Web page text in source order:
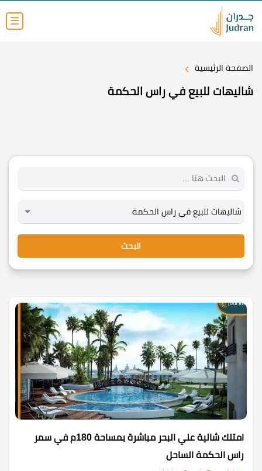
☰
الصفحة الرئيسية ›
شاليهات للبيع في راس الحكمة
البحث
امتلك شالية علي البحر مباشرة بمساحة 180م في سمر
راس الحكمة الساحل